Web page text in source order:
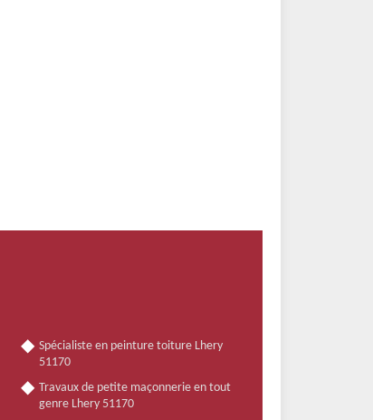
Spécialiste en peinture toiture Lhery
51170
Travaux de petite maçonnerie en tout
genre Lhery 51170